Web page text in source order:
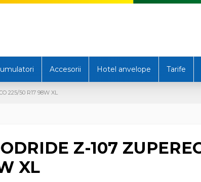
Accesorii Hotel anvelope Tarife
225/50 R17 98W XL
Z-107
XL